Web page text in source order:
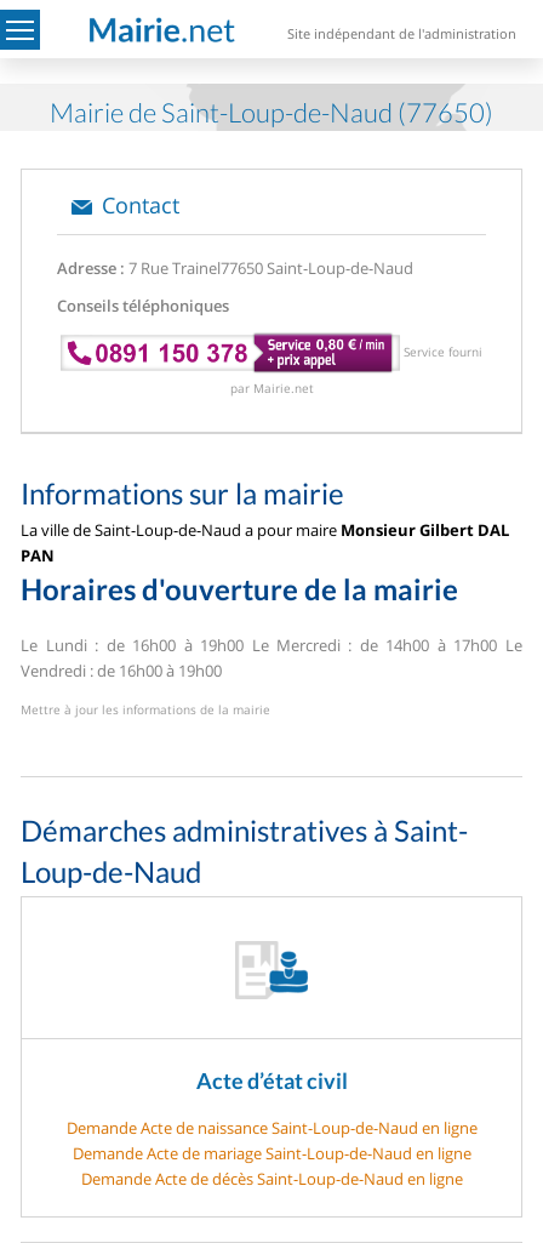
Site indépendant de l'administration
Mairie de Saint-Loup-de-Naud (77650)
Contact
Adresse : 7 Rue Trainel77650 Saint-Loup-de-Naud
Conseils téléphoniques
Service fourni
par Mairie.net
Informations sur la mairie
La ville de Saint-Loup-de-Naud a pour maire Monsieur Gilbert DAL
PAN
Horaires d'ouverture de la mairie
Le Lundi : de 16h00 à 19h00 Le Mercredi : de 14h00 à 17h00 Le
Vendredi : de 16h00 à 19h00
Mettre à jour les informations de la mairie
Démarches administratives à Saint-
Loup-de-Naud
Acte d’état civil
Demande Acte de naissance Saint-Loup-de-Naud en ligne
Demande Acte de mariage Saint-Loup-de-Naud en ligne
Demande Acte de décès Saint-Loup-de-Naud en ligne